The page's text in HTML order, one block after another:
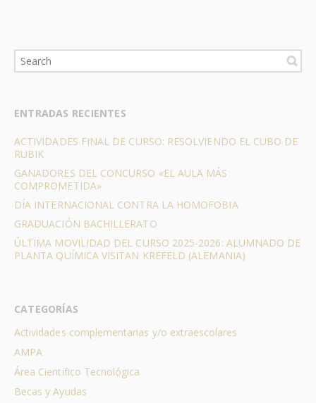
ENTRADAS RECIENTES
ACTIVIDADES FINAL DE CURSO: RESOLVIENDO EL CUBO DE
RUBIK
GANADORES DEL CONCURSO «EL AULA MÁS
COMPROMETIDA»
DÍA INTERNACIONAL CONTRA LA HOMOFOBIA
GRADUACIÓN BACHILLERATO
ÚLTIMA MOVILIDAD DEL CURSO 2025-2026: ALUMNADO DE
PLANTA QUÍMICA VISITAN KREFELD (ALEMANIA)
CATEGORÍAS
Actividades complementarias y/o extraescolares
AMPA
Área Científico Tecnológica
Becas y Ayudas